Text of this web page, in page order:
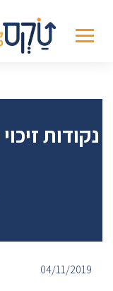
נקודות
04/11/2019